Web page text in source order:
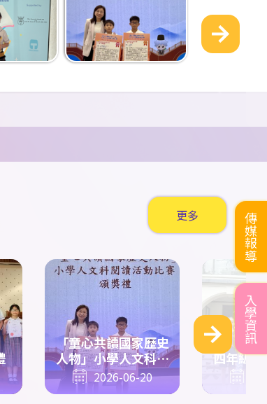
傳媒報導
入學資訊
優異獎
優異獎
優異獎
2016
2015年組 跳遠 季
軍、60米第六名優異
獎
2013組1500米 殿
2014組400米 第六名
200米 第五名
優異獎
中學C組
名優異獎
6B
戴俊
希 6C郭澔
男子中學C組4x100
米 季軍
6D
6D
4C
4C
4C
男子 U9
擲壘球 第
七名優異獎
女子U14擲鐵
餅 第八名優異獎
集體五步拳
第二名
集體 五步拳第二名
集體五步拳第二名
集體五步拳第二名
獎
6C
小六組個人賽優異
獎
更多
「童心共讀國家歷史
人物」小學人文科閱
讀活動比賽
2026-06-20
四年級